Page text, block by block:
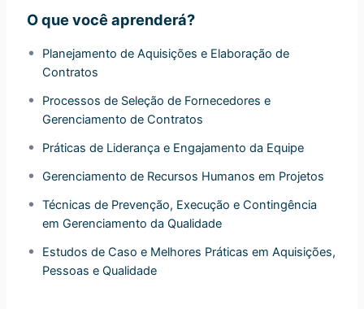
O que você aprenderá?
Planejamento de Aquisições e Elaboração de
Contratos
Processos de Seleção de Fornecedores e
Gerenciamento de Contratos
Práticas de Liderança e Engajamento da Equipe
Gerenciamento de Recursos Humanos em Projetos
Técnicas de Prevenção, Execução e Contingência
em Gerenciamento da Qualidade
Estudos de Caso e Melhores Práticas em Aquisições,
Pessoas e Qualidade